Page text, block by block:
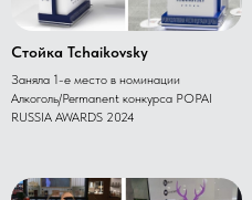
Стойка Tchaikovsky
Заняла 1-е место в номинации
Алкоголь/Permanent конкурса POPAI
RUSSIA AWARDS 2024